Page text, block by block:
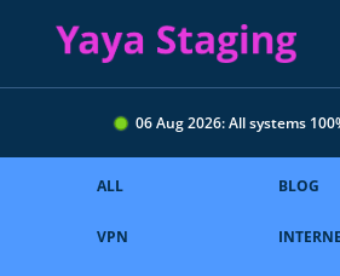
06 Aug 2026: All systems
ALL BLOG
VPN